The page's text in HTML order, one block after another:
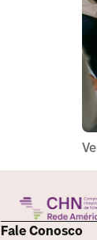
Fale Conosco